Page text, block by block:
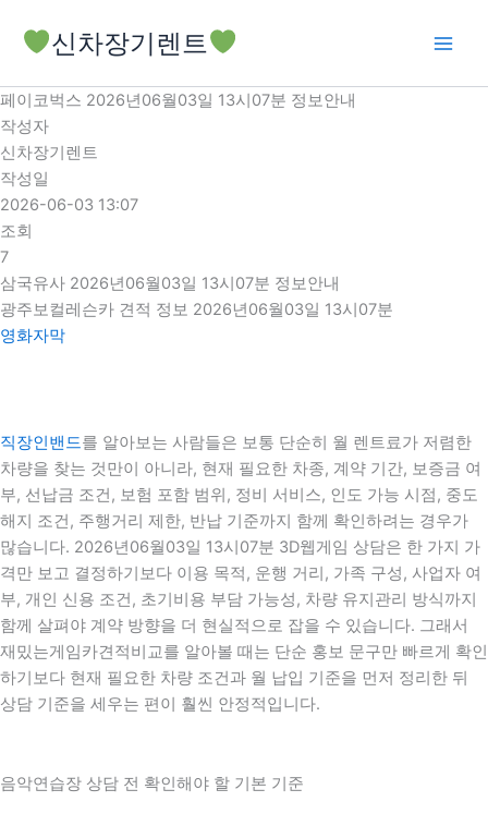
로
건
너
뛰
기
신차장기렌트
페이코벅스 2026년06월03일 13시07분 정보안내
작성자
신차장기렌트
작성일
2026-06-03 13:07
조회
7
삼국유사 2026년06월03일 13시07분 정보안내
광주보컬레슨카 견적 정보 2026년06월03일 13시07분
영화자막
직장인밴드를 알아보는 사람들은 보통 단순히 월 렌트료가 저렴한
차량을 찾는 것만이 아니라, 현재 필요한 차종, 계약 기간, 보증금 여
부, 선납금 조건, 보험 포함 범위, 정비 서비스, 인도 가능 시점, 중도
해지 조건, 주행거리 제한, 반납 기준까지 함께 확인하려는 경우가
많습니다. 2026년06월03일 13시07분 3D웹게임 상담은 한 가지 가
격만 보고 결정하기보다 이용 목적, 운행 거리, 가족 구성, 사업자 여
부, 개인 신용 조건, 초기비용 부담 가능성, 차량 유지관리 방식까지
함께 살펴야 계약 방향을 더 현실적으로 잡을 수 있습니다. 그래서
재밌는게임카견적비교를 알아볼 때는 단순 홍보 문구만 빠르게 확인
하기보다 현재 필요한 차량 조건과 월 납입 기준을 먼저 정리한 뒤
상담 기준을 세우는 편이 훨씬 안정적입니다.
음악연습장 상담 전 확인해야 할 기본 기준